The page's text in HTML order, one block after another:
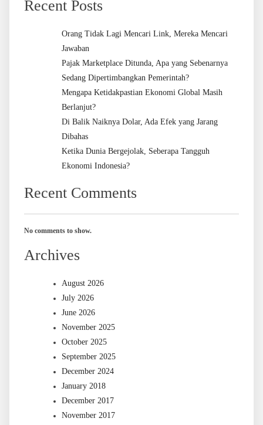
Recent Posts
Orang Tidak Lagi Mencari Link, Mereka Mencari
Jawaban
Pajak Marketplace Ditunda, Apa yang Sebenarnya
Sedang Dipertimbangkan Pemerintah?
Mengapa Ketidakpastian Ekonomi Global Masih
Berlanjut?
Di Balik Naiknya Dolar, Ada Efek yang Jarang
Dibahas
Ketika Dunia Bergejolak, Seberapa Tangguh
Ekonomi Indonesia?
Recent Comments
No comments to show.
Archives
August 2026
July 2026
June 2026
November 2025
October 2025
September 2025
December 2024
January 2018
December 2017
November 2017